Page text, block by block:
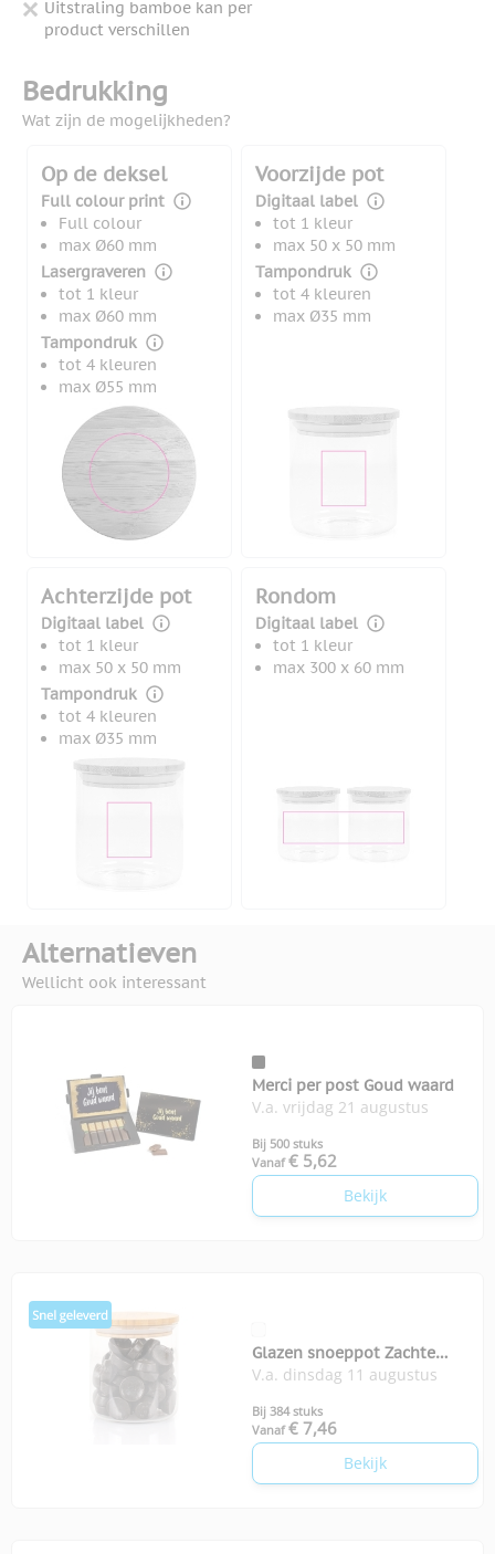
Uitstraling bamboe kan per
product verschillen
Bedrukking
Wat zijn de mogelijkheden?
Op de deksel
Full colour print
Full colour
max Ø60 mm
Lasergraveren
tot 1 kleur
max Ø60 mm
Tampondruk
tot 4 kleuren
max Ø55 mm
Voorzijde pot
Digitaal label
tot 1 kleur
max 50 x 50 mm
Tampondruk
tot 4 kleuren
max Ø35 mm
Achterzijde pot
Digitaal label
tot 1 kleur
max 50 x 50 mm
Tampondruk
tot 4 kleuren
max Ø35 mm
Rondom
Digitaal label
tot 1 kleur
max 300 x 60 mm
Alternatieven
Wellicht ook interessant
Merci per post Goud waard
V.a. vrijdag 21 augustus
Bij 500 stuks
Vanaf € 5,62
Bekijk
Glazen snoeppot Zachte
zoete drop
V.a. dinsdag 11 augustus
Bij 384 stuks
Vanaf € 7,46
Bekijk